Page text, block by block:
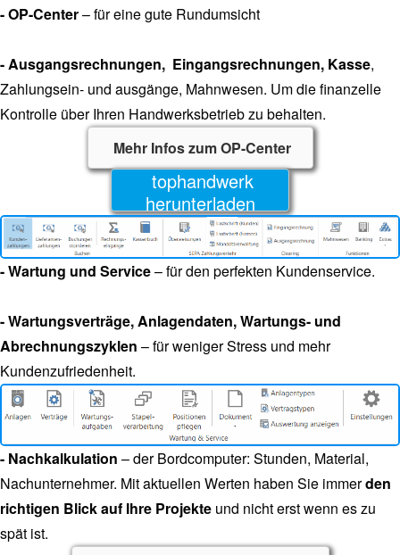
- OP-Center– für eine gute Rundumsicht
- Ausgangsrechnungen, Eingangsrechnungen, Kasse,
Zahlungsein- und ausgänge, Mahnwesen. Um die finanzelle
Kontrolle über Ihren Handwerksbetrieb zu behalten.
Mehr Infos zum OP-Center
tophandwerk
herunterladen
- Wartung und Service– für den perfekten Kundenservice.
- Wartungsverträge, Anlagendaten, Wartungs- und
Abrechnungszyklen – für weniger Stress und mehr
Kundenzufriedenheit.
- Nachkalkulation – der Bordcomputer: Stunden, Material,
Nachunternehmer. Mit aktuellen Werten haben Sie immerden
richtigen Blick auf Ihre Projekte und nicht erst wenn es zu
spät ist.